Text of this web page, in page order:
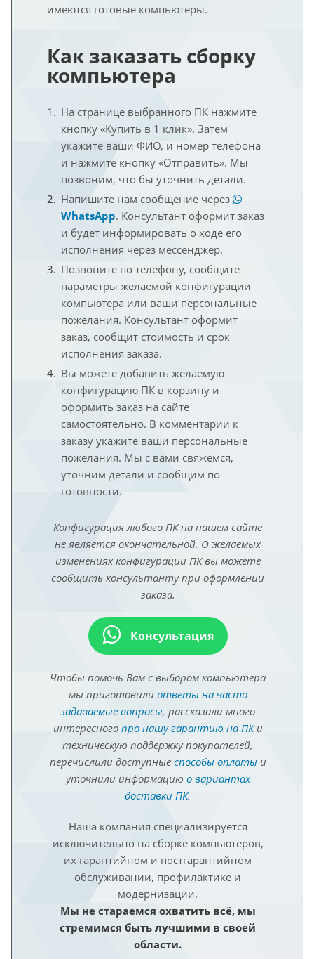
имеются готовые компьютеры.
Как заказать сборку
компьютера
На странице выбранного ПК нажмите
кнопку «Купить в 1 клик». Затем
укажите ваши ФИО, и номер телефона
и нажмите кнопку «Отправить». Мы
позвоним, что бы уточнить детали.
Напишите нам сообщение через
WhatsApp. Консультант оформит заказ
и будет информировать о ходе его
исполнения через мессенджер.
Позвоните по телефону, сообщите
параметры желаемой конфигурации
компьютера или ваши персональные
пожелания. Консультант оформит
заказ, сообщит стоимость и срок
исполнения заказа.
Вы можете добавить желаемую
конфигурацию ПК в корзину и
оформить заказ на сайте
самостоятельно. В комментарии к
заказу укажите ваши персональные
пожелания. Мы с вами свяжемся,
уточним детали и сообщим по
готовности.
Конфигурация любого ПК на нашем сайте
не является окончательной. О желаемых
изменениях конфигурации ПК вы можете
сообщить консультанту при оформлении
заказа.
Консультация
Чтобы помочь Вам с выбором компьютера
мы приготовили ответы на часто
задаваемые вопросы, рассказали много
интересного про нашу гарантию на ПКи
техническую поддержку покупателей,
перечислили доступные способы оплатыи
уточнили информацию о вариантах
доставки ПК.
Наша компания специализируется
исключительно на сборке компьютеров,
их гарантийном и постгарантийном
обслуживании, профилактике и
модернизации.
Мы не стараемся охватить всё, мы
стремимся быть лучшими в своей
области.